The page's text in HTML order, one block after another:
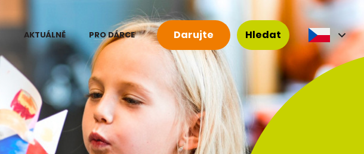
AKTUÁLNĚ PRO DÁRCE Darujte Hledat